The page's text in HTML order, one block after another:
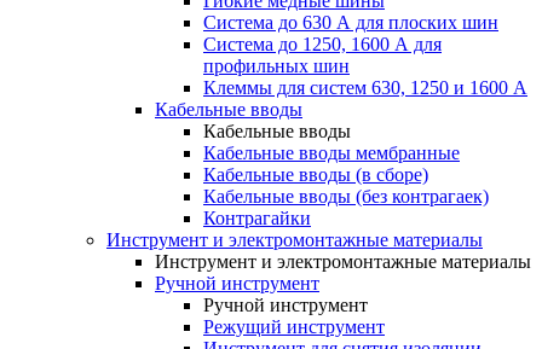
Система до 630 А для плоских шин
Система до 1250, 1600 А для
профильных шин
Клеммы для систем 630, 1250 и 1600 А
Кабельные вводы
Кабельные вводы
Кабельные вводы мембранные
Кабельные вводы (в сборе)
Кабельные вводы (без контрагаек)
Контрагайки
Инструмент и электромонтажные материалы
Инструмент и электромонтажные материалы
Ручной инструмент
Ручной инструмент
Режущий инструмент